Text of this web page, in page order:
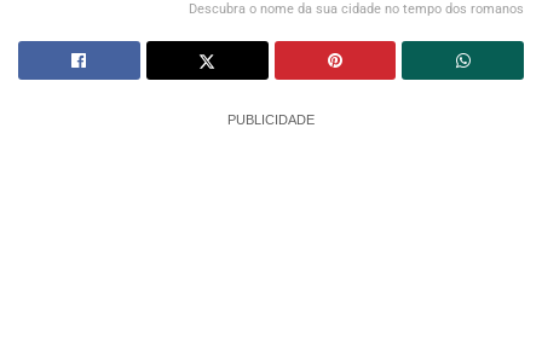
Descubra o nome da sua cidade no tempo dos romanos
PUBLICIDADE